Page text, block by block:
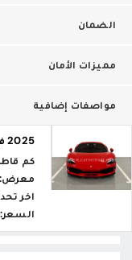
الضمان
مميزات الأمان
مواصفات إضافية
2025 فيراري 296 GTS
كم
معرض:
اخر
السعر: